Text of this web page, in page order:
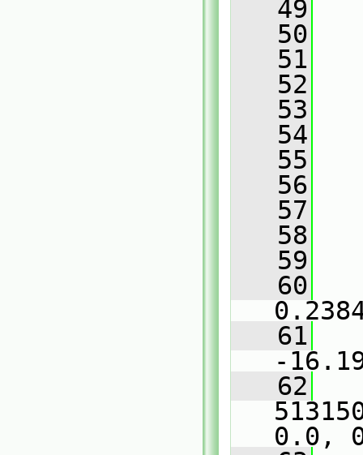
   49
   50
   51
   52
   53
   54
   55
   56
   57
   58
   59
   60
   61
-
   62
0.0,